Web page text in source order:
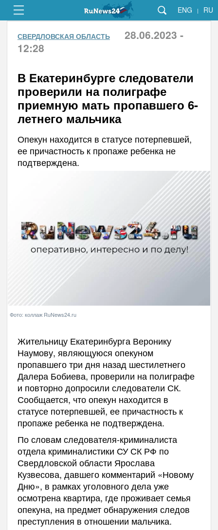
ENG | RU
СВЕРДЛОВСКАЯ ОБЛАСТЬ
28.06.2023 -
12:28
В Екатеринбурге следователи
проверили на полиграфе
приемную мать пропавшего 6-
летнего мальчика
Опекун находится в статусе потерпевшей,
ее причастность к пропаже ребенка не
подтверждена.
Фото: коллаж RuNews24.ru
Жительницу Екатеринбурга Веронику
Наумову, являющуюся опекуном
пропавшего три дня назад шестилетнего
Далера Бобиева, проверили на полиграфе
и повторно допросили следователи СК.
Сообщается, что опекун находится в
статусе потерпевшей, ее причастность к
пропаже ребенка не подтверждена.
По словам следователя-криминалиста
отдела криминалистики СУ СК РФ по
Свердловской области Ярослава
Кузвесова, давшего комментарий «Новому
Дню», в рамках уголовного дела уже
осмотрена квартира, где проживает семья
опекуна, на предмет обнаружения следов
преступления в отношении мальчика.